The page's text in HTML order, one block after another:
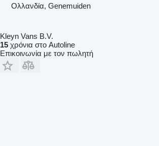
Ολλανδία, Genemuiden
Kleyn Vans B.V.
15 χρόνια στο Autoline
Επικοινωνία με τον πωλητή